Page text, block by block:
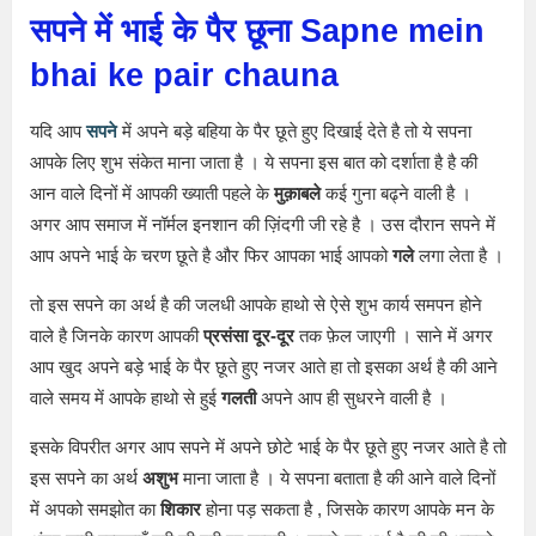
सपने में भाई के पैर छूना Sapne mein
bhai ke pair chauna
यदि आपसपनेमें अपने बड़े बहिया के पैर छूते हुए दिखाई देते है तो ये सपना
आपके लिए शुभ संकेत माना जाता है । ये सपना इस बात को दर्शाता है है की
आन वाले दिनों में आपकी ख्याती पहले केमुक़ाबलेकई गुना बढ्ने वाली है ।
अगर आप समाज में नॉर्मल इनशान की ज़िंदगी जी रहे है । उस दौरान सपने में
आप अपने भाई के चरण छूते है और फिर आपका भाई आपकोगलेलगा लेता है ।
तो इस सपने का अर्थ है की जलधी आपके हाथो से ऐसे शुभ कार्य समपन होने
वाले है जिनके कारण आपकीप्रसंसा दूर-दूरतक फ़ेल जाएगी । साने में अगर
आप खुद अपने बड़े भाई के पैर छूते हुए नजर आते हा तो इसका अर्थ है की आने
वाले समय में आपके हाथो से हुईगलतीअपने आप ही सुधरने वाली है ।
इसके विपरीत अगर आप सपने में अपने छोटे भाई के पैर छूते हुए नजर आते है तो
इस सपने का अर्थ अशुभमाना जाता है । ये सपना बताता है की आने वाले दिनों
में अपको समझोत काशिकारहोना पड़ सकता है , जिसके कारण आपके मन के